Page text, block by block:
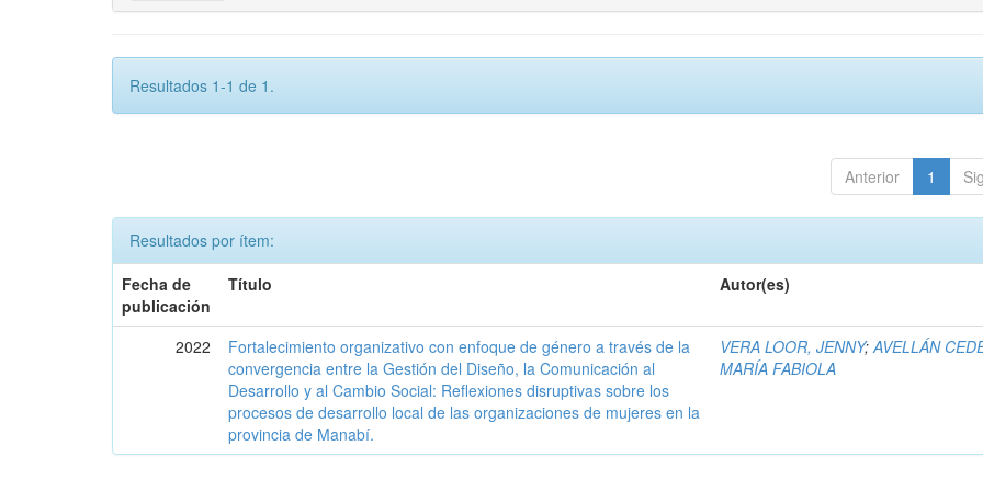
Resultados 1-1 de 1.
Anterior 1
Resultados por ítem:
Fecha de
publicación
Título Autor(es)
2022
Fortalecimiento organizativo con enfoque de género a través de la
convergencia entre la Gestión del Diseño, la Comunicación al
Desarrollo y al Cambio Social: Reflexiones disruptivas sobre los
procesos de desarrollo local de las organizaciones de mujeres en la
provincia de Manabí.
VERA LOOR, JENNY;AVELLÁN
MARÍA FABIOLA